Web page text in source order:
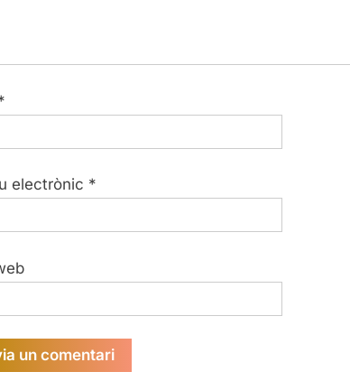
electrònic *